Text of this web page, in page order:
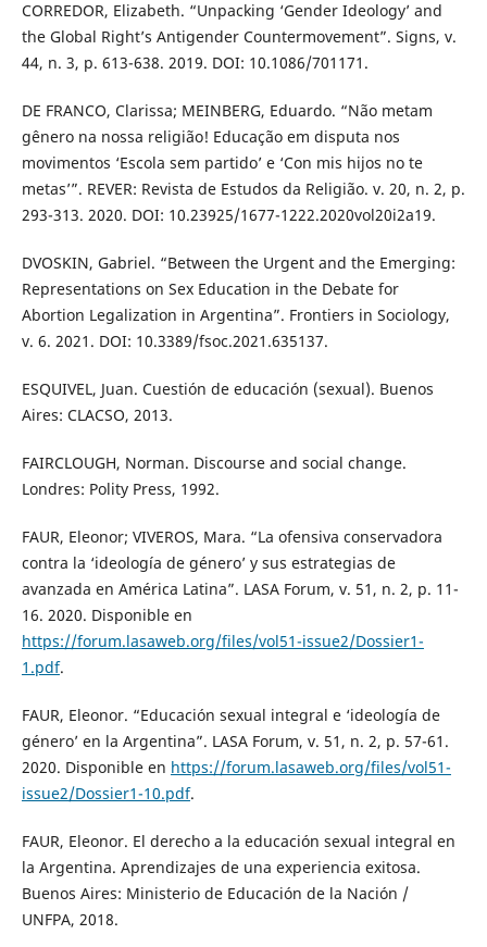
CORREDOR, Elizabeth. “Unpacking ‘Gender Ideology’ and
the Global Right’s Antigender Countermovement”. Signs, v.
44, n. 3, p. 613-638. 2019. DOI: 10.1086/701171.
DE FRANCO, Clarissa; MEINBERG, Eduardo. “Não metam
gênero na nossa religião! Educação em disputa nos
movimentos ‘Escola sem partido’ e ‘Con mis hijos no te
metas’”. REVER: Revista de Estudos da Religião. v. 20, n. 2, p.
293-313. 2020. DOI: 10.23925/1677-1222.2020vol20i2a19.
DVOSKIN, Gabriel. “Between the Urgent and the Emerging:
Representations on Sex Education in the Debate for
Abortion Legalization in Argentina”. Frontiers in Sociology,
v. 6. 2021. DOI: 10.3389/fsoc.2021.635137.
ESQUIVEL, Juan. Cuestión de educación (sexual). Buenos
Aires: CLACSO, 2013.
FAIRCLOUGH, Norman. Discourse and social change.
Londres: Polity Press, 1992.
FAUR, Eleonor; VIVEROS, Mara. “La ofensiva conservadora
contra la ‘ideología de género’ y sus estrategias de
avanzada en América Latina”. LASA Forum, v. 51, n. 2, p. 11-
16. 2020. Disponible en
https://forum.lasaweb.org/files/vol51-issue2/Dossier1-
1.pdf.
FAUR, Eleonor. “Educación sexual integral e ‘ideología de
género’ en la Argentina”. LASA Forum, v. 51, n. 2, p. 57-61.
2020. Disponible en https://forum.lasaweb.org/files/vol51-
issue2/Dossier1-10.pdf.
FAUR, Eleonor. El derecho a la educación sexual integral en
la Argentina. Aprendizajes de una experiencia exitosa.
Buenos Aires: Ministerio de Educación de la Nación /
UNFPA, 2018.